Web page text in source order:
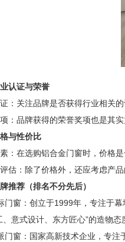
证与荣誉
关注品牌是否获得行业相关的
品牌获得的荣誉奖项也是其实
与性价比
在选购铝合金门窗时，价格是
：除了价格外，还应考虑产品
推荐 （排名不分先后）
门窗：创立于1999年，专注于
、意式设计、东方匠心”的造物
门窗：国家高新技术企业，专注